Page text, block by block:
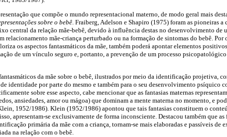
que compõe o mundo representacional materno, de modo geral mais
sobre o bebê. Fraiberg, Adelson e Shapiro (1975) foram as pioneiras a
central da relação mãe-bebê, devido à influência destas no desenvolvimento de
relacionamento mãe-criança perturbado ou na formação de sintomas do bebê. Por
os aspectos fantasmáticos da mãe, também poderá apontar elementos
de um vínculo seguro e, portanto, a prevenção de um processo
da mãe sobre o bebê, ilustrados por meio da identificação projetiva,
identidade por parte do mesmo e também para o seu desenvolvimento psíquico
sobre esse aspecto, cabe mencionar que as fantasias maternas
ansiedades, amor ou mágoa) que dominam a mente materna no momento, e
1952/1986). Klein (1952/1986) apontou que tais fantasias constituem o
apresentam-se exclusivamente de forma inconsciente. Destacou também que
primária da mãe com a criança, tornam-se mais elaboradas e passíveis de
na relação com o bebê.